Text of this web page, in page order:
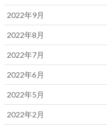
2022年9月
2022年8月
2022年7月
2022年6月
2022年5月
2022年2月